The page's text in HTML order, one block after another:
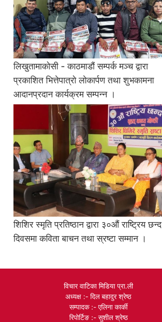
लिखुतामाकाेसी - काठमाडौं सम्पर्क मञ्च द्वारा
प्रकाशित भित्तेपात्राे लाेकार्पण तथा शुभकामना
आदानप्रदान कार्यक्रम सम्पन्न ।
शिशिर स्मृति प्रतिष्ठान द्वारा ३०औं राष्ट्रिय छन्द
दिवसमा कविता बाचन तथा स्रष्टा सम्मान ।
विचार वाटिका मिडिया प्रा.ली
अध्यक्ष :- दिल बहादुर श्रेष्ठ
सम्पादक :- एलिना कार्की
रिपोर्टिङ :- सुशील श्रेष्ठ